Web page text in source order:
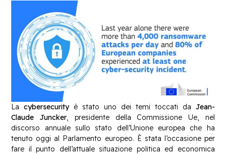
GDPR NIS2 Bandi ISO 27001
Sviluppo software BeeProd
Inizia a digitare per visualizzare le pagine consigliate.
Lacybersecurityè stato uno dei temi toccati da Jean-
Claude Juncker, presidente della Commissione Ue, nel
discorso annuale sullo stato dell’Unione europea che ha
tenuto oggi al Parlamento europeo. È stata l’occasione per
fare il punto dell’attuale situazione politica ed economica